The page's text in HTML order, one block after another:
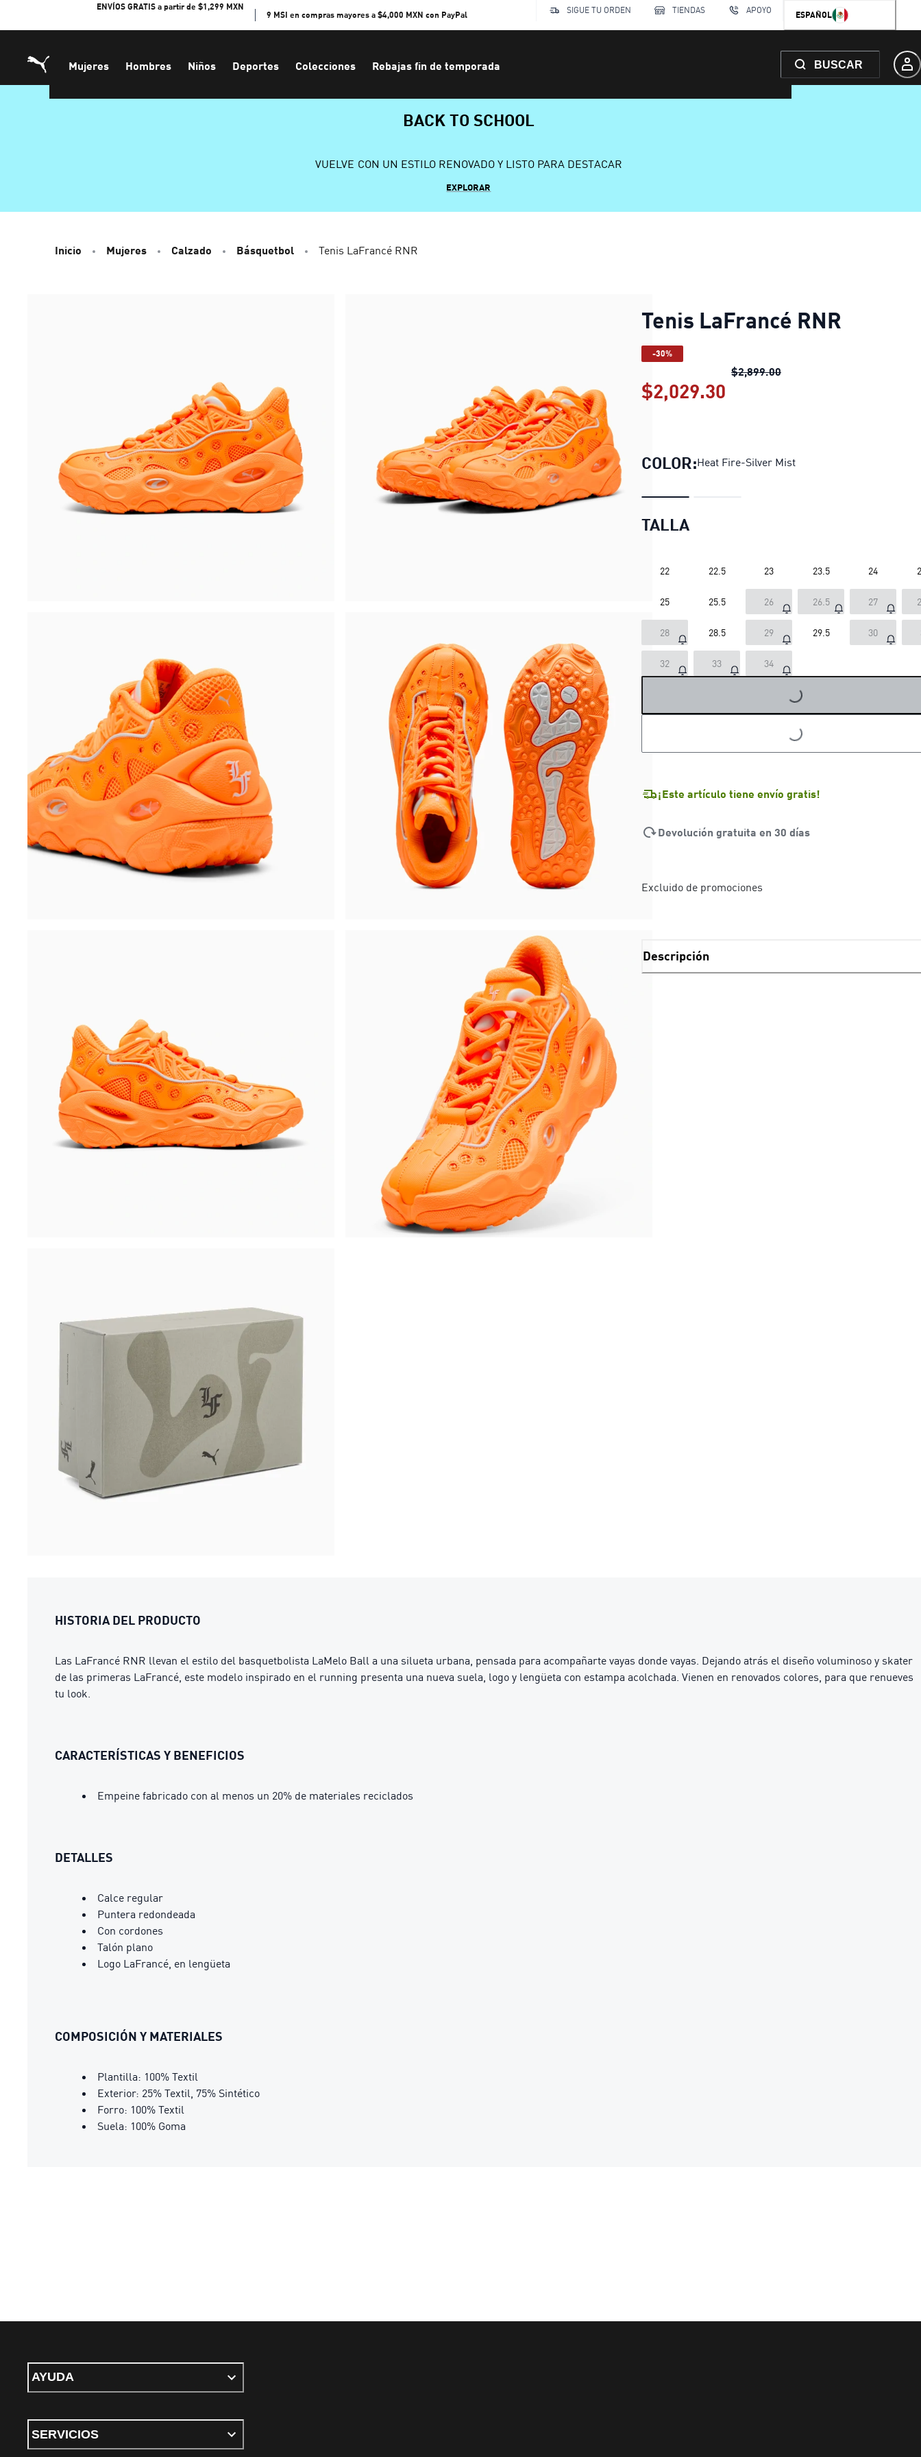
ENVÍOS GRATIS a partir de $1,299 MXN
9 MSI en compras mayores a $4,000 MXN con PayPal
SIGUE TU ORDEN TIENDAS APOYO ESPAÑOL
Mujeres Hombres Niños Deportes Colecciones Rebajas fin de temporada BUSCAR
BACK TO SCHOOL
VUELVE CON UN ESTILO RENOVADO Y LISTO PARA DESTACAR
EXPLORAR
Inicio Mujeres Calzado Básquetbol Tenis LaFrancé RNR
Tenis LaFrancé RNR
-30%
$2,899.00Tenis LaFrancé RNR
$2,029.30
COLOR:Heat Fire-Silver Mist
TALLA
22 22.5 23 23.5 24
25 25.5 26 26.5 27
28 28.5 29 29.5 30
32 33 34
LOADING...
LOADING...
¡Este artículo tiene envío gratis!
Devolución gratuita en 30 días
Excluido de promociones
Descripción
HISTORIA DEL PRODUCTO
Las LaFrancé RNR llevan el estilo del basquetbolista LaMelo Ball a una silueta urbana, pensada para acompañarte vayas donde vayas. Dejando atrás el diseño voluminoso y skater
de las primeras LaFrancé, este modelo inspirado en el running presenta una nueva suela, logo y lengüeta con estampa acolchada. Vienen en renovados colores, para que renueves
tu look.
CARACTERÍSTICAS Y BENEFICIOS
Empeine fabricado con al menos un 20% de materiales reciclados
DETALLES
Calce regular
Puntera redondeada
Con cordones
Talón plano
Logo LaFrancé, en lengüeta
COMPOSICIÓN Y MATERIALES
Plantilla: 100% Textil
Exterior: 25% Textil, 75% Sintético
Forro: 100% Textil
Suela: 100% Goma
AYUDA
SERVICIOS